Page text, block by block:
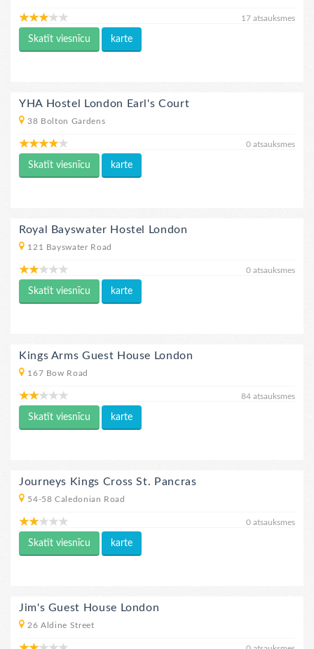
17 atsauksmes
Skatīt viesnīcu karte
YHA Hostel London Earl's Court
38 Bolton Gardens
0 atsauksmes
Skatīt viesnīcu karte
Royal Bayswater Hostel London
121 Bayswater Road
0 atsauksmes
Skatīt viesnīcu karte
Kings Arms Guest House London
167 Bow Road
84 atsauksmes
Skatīt viesnīcu karte
Journeys Kings Cross St. Pancras
54-58 Caledonian Road
0 atsauksmes
Skatīt viesnīcu karte
Jim's Guest House London
26 Aldine Street